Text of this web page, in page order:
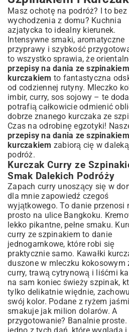
Masz ochotę na podróż? I to bez
wychodzenia z domu? Kuchnia
azjatycka to idealny kierunek.
Intensywne smaki, aromatyczne
przyprawy i szybkość
to wszystko sprawia, że
przepisy na dania ze
kurczakiem to fantastyczna
od codziennej rutyny. Mleczko
imbir, curry, sos sojowy – te
potrafią całkowicie odmienić
dobrze znanego kurczaka ze
Czas na odrobinę egzotyki!
przepisy na dania ze
kurczakiem zabiorą cię w daleką
podróż.
Kurczak Curry ze
Smak Dalekich Podróży
Zapach curry unoszący się w
dla mnie zapowiedź czegoś
wyjątkowego. To danie przenosi
prosto na ulice Bangkoku.
lekko pikantne, pełne smaku.
curry ze szpinakiem to danie
jednogarnkowe, które robi się
praktycznie samo. Kawałki
duszone w mleczku kokosowym
curry, trawą cytrynową i liśćmi
na sam koniec świeży szpinak,
tylko delikatnie więdnie,
swój kolor. Podane z ryżem
smakuje jak milion dolarów. A
przygotowanie? Banalnie proste.